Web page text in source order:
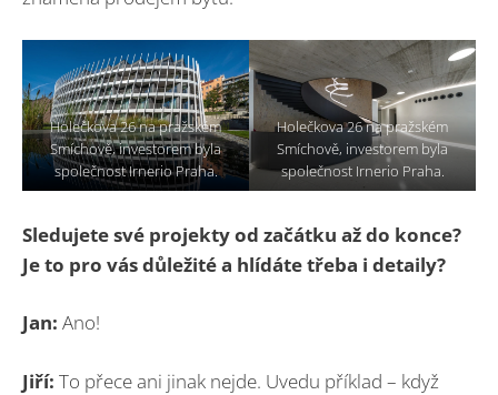
Holečkova 26 na pražském
Smíchově, investorem byla
společnost Irnerio Praha.
Holečkova 26 na pražském
Smíchově, investorem byla
společnost Irnerio Praha.
Sledujete své projekty od začátku až do konce?
Je to pro vás důležité a hlídáte třeba i detaily?
Jan: Ano!
Jiří: To přece ani jinak nejde. Uvedu příklad – když